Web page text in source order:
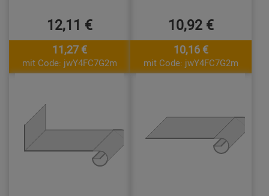
12,11 €
11,27 €
mit Code: jwY4FC7G2m
10,92 €
10,16 €
mit Code: jwY4FC7G2m